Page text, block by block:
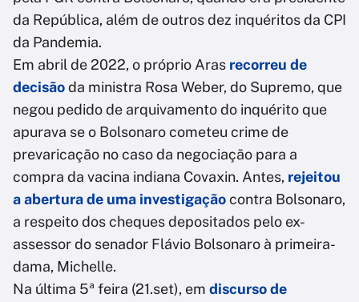
da República, além de outros dez inquéritos da CPI
da Pandemia.
Em abril de 2022, o próprio Aras recorreu de
decisãoda ministra Rosa Weber, do Supremo, que
negou pedido de arquivamento do inquérito que
apurava se o Bolsonaro cometeu crime de
prevaricação no caso da negociação para a
compra da vacina indiana Covaxin. Antes, rejeitou
a abertura de uma investigaçãocontra Bolsonaro,
a respeito dos cheques depositados pelo ex-
assessor do senador Flávio Bolsonaro à primeira-
dama, Michelle.
Na última 5ª feira (21.set), em discurso de